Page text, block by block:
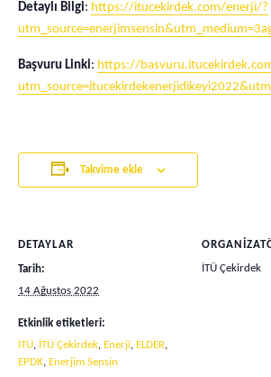
Detaylı Bilgi: https://itucekirdek.com/enerji/?
Başvuru Linki: https://
Takvime ekle
DETAYLAR
Tarih:
14 Ağustos 2022
Etkinlik etiketleri:
İTÜ, İTÜ Çekirdek, Enerji, ELDER,
EPDK, Enerjim Sensin
İTÜ Çekirdek